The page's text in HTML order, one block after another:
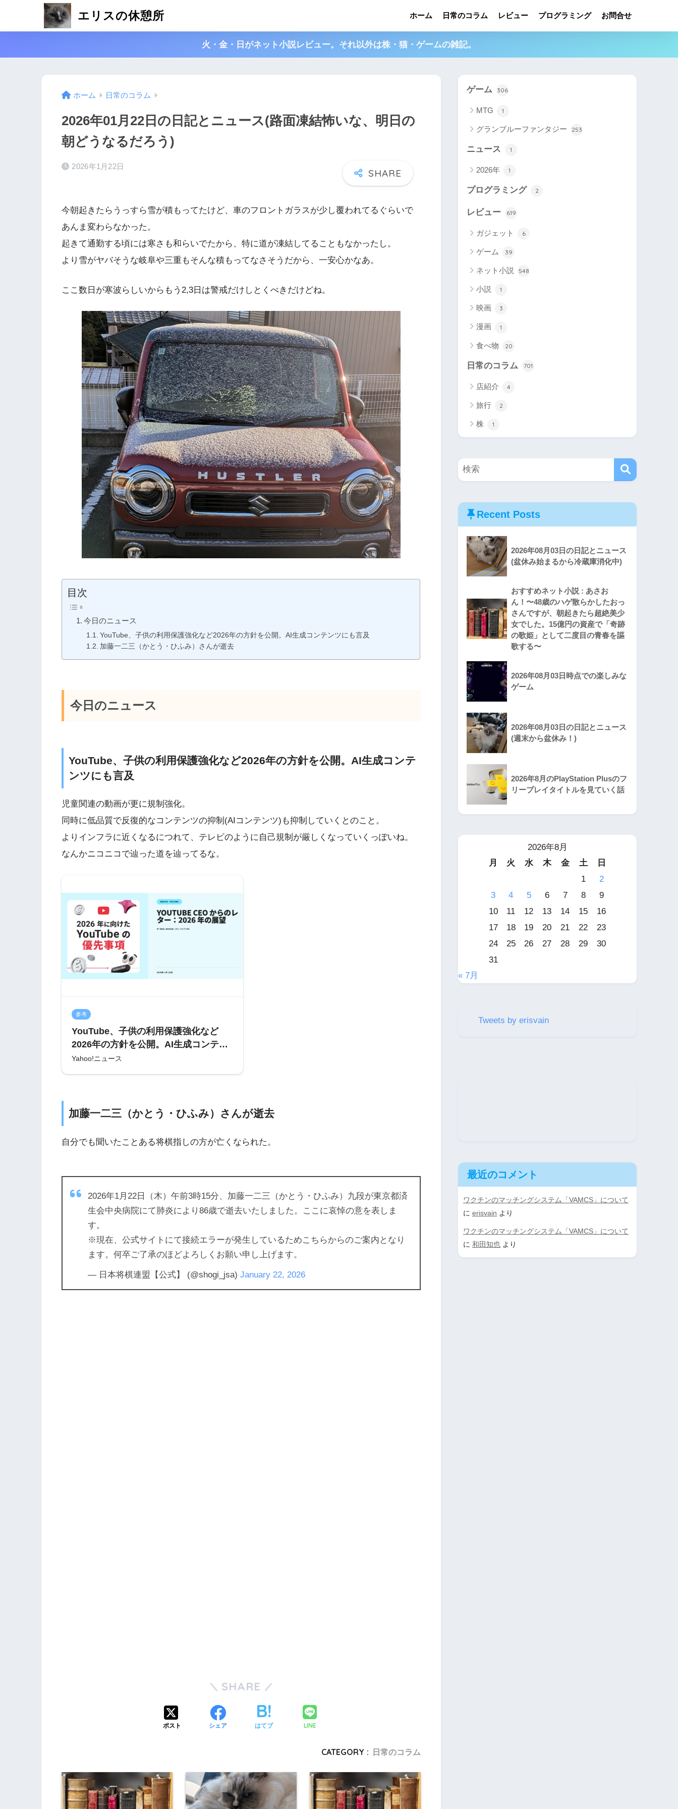
エリスの休憩所 ホーム 日常のコラム レビュー プログラミング お問合せ
火・金・日がネット小説レビュー。それ以外は株・猫・ゲームの雑記。
ホーム 日常のコラム
2026年01月22日の日記とニュース(路面凍結怖いな、明日の
朝どうなるだろう)
2026年1月22日
今朝起きたらうっすら雪が積もってたけど、車のフロントガラスが少し覆われてるぐらいで
あんま変わらなかった。
起きて通勤する頃には寒さも和らいでたから、特に道が凍結してることもなかったし。
より雪がヤバそうな岐阜や三重もそんな積もってなさそうだから、一安心かなあ。
ここ数日が寒波らしいからもう2,3日は警戒だけしとくべきだけどね。
目次
今日のニュース
YouTube、子供の利用保護強化など2026年の方針を公開。AI生成コンテンツにも言及
加藤一二三（かとう・ひふみ）さんが逝去
今日のニュース
YouTube、子供の利用保護強化など2026年の方針を公開。AI生成コンテ
ンツにも言及
児童関連の動画が更に規制強化。
同時に低品質で反復的なコンテンツの抑制(AIコンテンツ)も抑制していくとのこと。
よりインフラに近くなるにつれて、テレビのように自己規制が厳しくなっていくっぽいね。
なんかニコニコで辿った道を辿ってるな。
参考
YouTube、子供の利用保護強化など
2026年の方針を公開。AI生成コンテン
ツにも言及（PHILE WEB） – Yahoo!
Yahoo!ニュース
加藤一二三（かとう・ひふみ）さんが逝去
自分でも聞いたことある将棋指しの方が亡くなられた。
2026年1月22日（木）午前3時15分、加藤一二三（かとう・ひふみ）九段が東京都済
生会中央病院にて肺炎により86歳で逝去いたしました。ここに哀悼の意を表しま
す。
※現在、公式サイトにて接続エラーが発生しているためこちらからのご案内となり
ます。何卒ご了承のほどよろしくお願い申し上げます。
— 日本将棋連盟【公式】 (@shogi_jsa) January 22, 2026
SHARE
ポスト シェア はてブ LINE
CATEGORY : 日常のコラム
ゲーム 306
MTG 1
グランブルーファンタジー 253
ニュース 1
2026年 1
プログラミング 2
レビュー 619
ガジェット 6
ゲーム 39
ネット小説 548
小説 1
映画 3
漫画 1
食べ物 20
日常のコラム 701
店紹介 4
旅行 2
株 1
Recent Posts
2026年08月03日の日記とニュース
(盆休み始まるから冷蔵庫消化中)
おすすめネット小説 : あさお
ん！〜48歳のハゲ散らかしたおっ
さんですが、朝起きたら超絶美少
女でした。15億円の資産で「奇跡
の歌姫」として二度目の青春を謳
歌する〜
2026年08月03日時点での楽しみな
ゲーム
2026年08月03日の日記とニュース
(週末から盆休み！)
2026年8月のPlayStation Plusのフ
リープレイタイトルを見ていく話
2026年8月
月
火 水 木 金 土
日
1
2
3
4 5 6 7 8
9
10
11 12 13 14 15
16
17
18 19 20 21 22
23
24
25 26 27 28 29
30
31
« 7月
Tweets by erisvain
最近のコメント
ワクチンのマッチングシステム「VAMCS」について
に erisvain より
ワクチンのマッチングシステム「VAMCS」について
に 和田知也 より